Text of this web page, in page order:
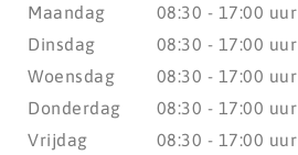
Maandag
Dinsdag
Woensdag
Donderdag
Vrijdag
08:30 - 17:00 uur
08:30 - 17:00 uur
08:30 - 17:00 uur
08:30 - 17:00 uur
08:30 - 17:00 uur